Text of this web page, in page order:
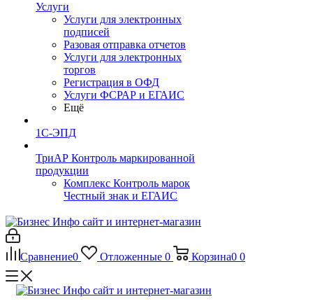
Услуги
Услуги для электронных
подписей
Разовая отправка отчетов
Услуги для электронных
торгов
Регистрация в ОФД
Услуги ФСРАР и ЕГАИС
Ещё
1С-ЭПД
ТриАР Контроль маркированной
продукции
Комплекс Контроль марок
Честный знак и ЕГАИС
Сравнение0 Отложенные 0 Корзина0 0